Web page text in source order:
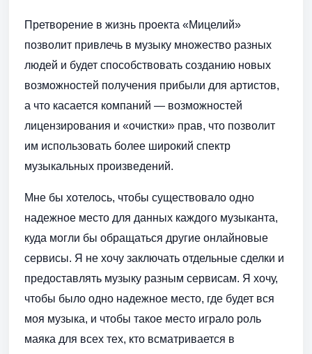
Претворение в жизнь проекта «Мицелий»
позволит привлечь в музыку множество разных
людей и будет способствовать созданию новых
возможностей получения прибыли для артистов,
а что касается компаний — возможностей
лицензирования и «очистки» прав, что позволит
им использовать более широкий спектр
музыкальных произведений.
Мне бы хотелось, чтобы существовало одно
надежное место для данных каждого музыканта,
куда могли бы обращаться другие онлайновые
сервисы. Я не хочу заключать отдельные сделки и
предоставлять музыку разным сервисам. Я хочу,
чтобы было одно надежное место, где будет вся
моя музыка, и чтобы такое место играло роль
маяка для всех тех, кто всматривается в